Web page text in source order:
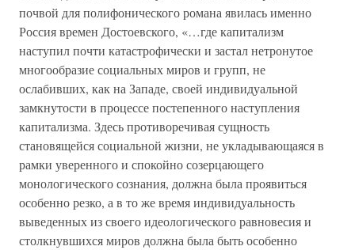
почвой для полифонического романа явилась именно
Россия времен Достоевского, «…где капитализм
наступил почти катастрофически и застал нетронутое
многообразие социальных миров и групп, не
ослабивших, как на Западе, своей индивидуальной
замкнутости в процессе постепенного наступления
капитализма. Здесь противоречивая сущность
становящейся социальной жизни, не укладывающаяся в
рамки уверенного и спокойно созерцающего
монологического сознания, должна была проявиться
особенно резко, а в то же время индивидуальность
выведенных из своего идеологического равновесия и
столкнувшихся миров должна была быть особенно